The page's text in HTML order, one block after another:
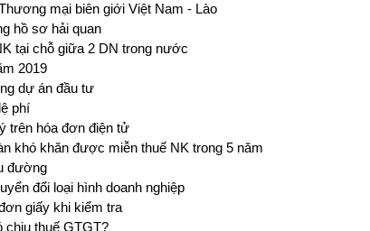
mại biên giới Việt Nam - Lào
hồ sơ hải quan
tại chỗ giữa 2 DN trong nước
2019
dự án đầu tư
phí
trên hóa đơn điện tử
khó khăn được miễn thuế NK trong 5 năm
đường
đổi loại hình doanh nghiệp
giấy khi kiểm tra
chịu thuế GTGT?